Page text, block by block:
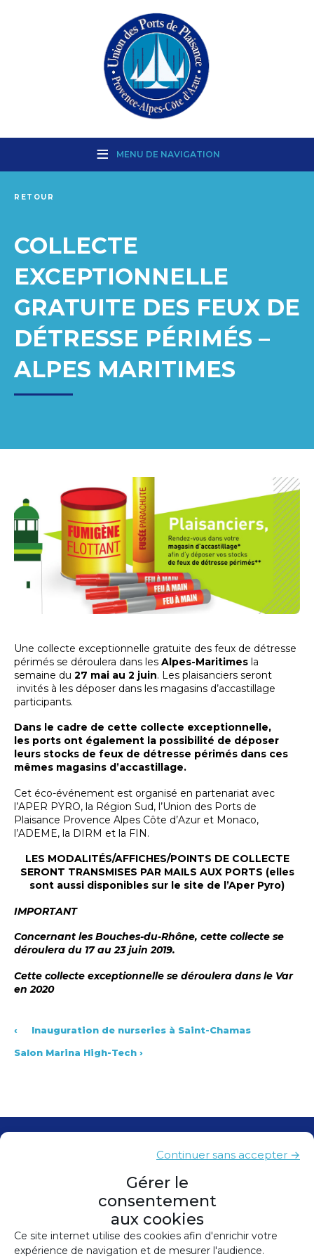
Gérer le
consentement
aux cookies
Ce site internet utilise des cookies afin d'enrichir votre
expérience de navigation et de mesurer l'audience.
Continuer sans accepter →
MENU DE NAVIGATION
RETOUR
COLLECTE
EXCEPTIONNELLE
GRATUITE DES FEUX DE
DÉTRESSE PÉRIMÉS –
ALPES MARITIMES
Une collecte exceptionnelle gratuite des feux de détresse
périmés se déroulera dans les Alpes-Maritimes la
semaine du 27 mai au 2 juin. Les plaisanciers seront
invités à les déposer dans les magasins d’accastillage
participants.
Dans le cadre de cette collecte exceptionnelle,
les ports ont également la possibilité de déposer
leurs stocks de feux de détresse périmés dans ces
mêmes magasins d’accastillage.
Cet éco-événement est organisé en partenariat avec
l’APER PYRO, la Région Sud, l’Union des Ports de
Plaisance Provence Alpes Côte d’Azur et Monaco,
l’ADEME, la DIRM et la FIN.
LES MODALITÉS/AFFICHES/POINTS DE COLLECTE
SERONT TRANSMISES PAR MAILS AUX PORTS (elles
sont aussi disponibles sur le site de l’Aper Pyro)
IMPORTANT
Concernant les Bouches-du-Rhône, cette collecte se
déroulera du 17 au 23 juin 2019.
Cette collecte exceptionnelle se déroulera dans le Var
en 2020
‹
Inauguration de nurseries à Saint-Chamas
Salon Marina High-Tech ›
Mentions légales
Politique de confidentialité